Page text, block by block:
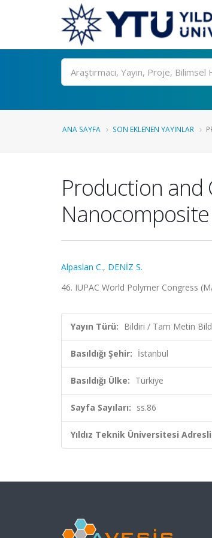
Ara
ANA SAYFA SON EKLENEN YAYINLAR
Production and
Alpaslan C., DENİZ S.
46. IUPAC World Polymer Congress
Yayın Türü: Bildiri / Tam Metin
Basıldığı Şehir: İstanbul
Basıldığı Ülke: Türkiye
Sayfa Sayıları: ss.86
Yıldız Teknik Üniversitesi